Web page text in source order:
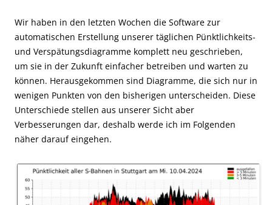
Wir haben in den letzten Wochen die Software zur
automatischen Erstellung unserer täglichen Pünktlichkeits-
und Verspätungsdiagramme komplett neu geschrieben,
um sie in der Zukunft einfacher betreiben und warten zu
können. Herausgekommen sind Diagramme, die sich nur in
wenigen Punkten von den bisherigen unterscheiden. Diese
Unterschiede stellen aus unserer Sicht aber
Verbesserungen dar, deshalb werde ich im Folgenden
näher darauf eingehen.